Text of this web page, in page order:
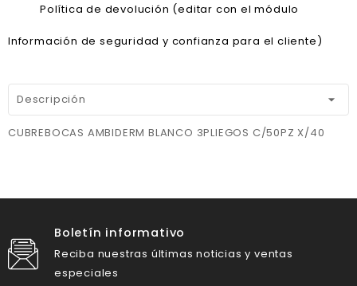
Política de devolución (editar con el módulo
Información de seguridad y confianza para el cliente)
Descripción
CUBREBOCAS AMBIDERM BLANCO 3PLIEGOS C/50PZ X/40
Boletín informativo
Reciba nuestras últimas noticias y ventas
especiales